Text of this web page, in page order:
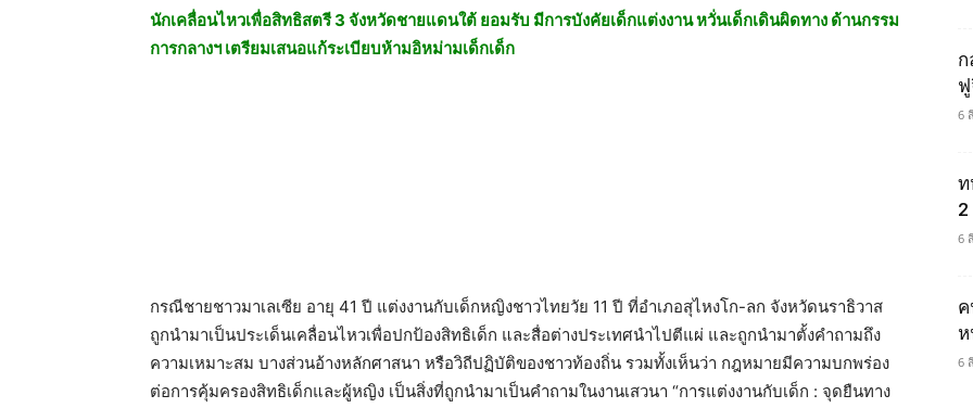
นักเคลื่อนไหวเพื่อสิทธิสตรี 3 จังหวัดชายแดนใต้ ยอมรับ มีการบังคัยเด็กแต่งงาน หวั่นเด็กเดินผิดทาง ด้านกรรม
การกลางฯ เตรียมเสนอแก้ระเบียบห้ามอิหม่ามเด็กเด็ก
กรณีชายชาวมาเลเซีย อายุ 41 ปี แต่งงานกับเด็กหญิงชาวไทยวัย 11 ปี ที่อำเภอสุไหงโก-ลก จังหวัดนราธิวาส
ถูกนำมาเป็นประเด็นเคลื่อนไหวเพื่อปกป้องสิทธิเด็ก และสื่อต่างประเทศนำไปตีแผ่ และถูกนำมาตั้งคำถามถึง
ความเหมาะสม บางส่วนอ้างหลักศาสนา หรือวิถีปฏิบัติของชาวท้องถิ่น รวมทั้งเห็นว่า กฎหมายมีความบกพร่อง
ต่อการคุ้มครองสิทธิเด็กและผู้หญิง เป็นสิ่งที่ถูกนำมาเป็นคำถามในงานเสวนา “การแต่งงานกับเด็ก : จุดยืนทาง
6
ท
6
ห
6